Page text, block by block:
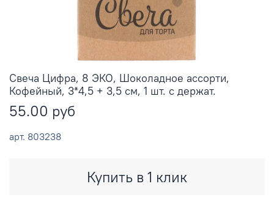
арт. 803238
Свеча Цифра, 8 ЭКО, Шоколадное ассорти,
Кофейный, 3*4,5 + 3,5 см, 1 шт. с держат.
55.00 руб
Купить в 1 клик